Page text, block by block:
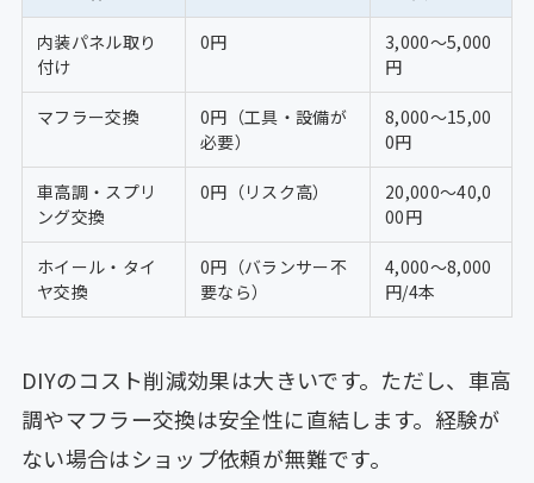
内装パネル取り
付け
0円
3,000〜5,000
円
マフラー交換
0円（工具・設備が
必要）
8,000〜15,00
0円
車高調・スプリ
ング交換
0円（リスク高）
20,000〜40,0
00円
ホイール・タイ
ヤ交換
0円（バランサー不
要なら）
4,000〜8,000
円/4本
DIYのコスト削減効果は大きいです。ただし、車高
調やマフラー交換は安全性に直結します。経験が
ない場合はショップ依頼が無難です。